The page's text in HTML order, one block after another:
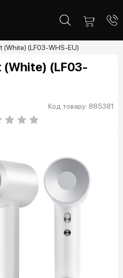
(White) (LF03-WHS-EU)
(LF03-
Код товару: 885381